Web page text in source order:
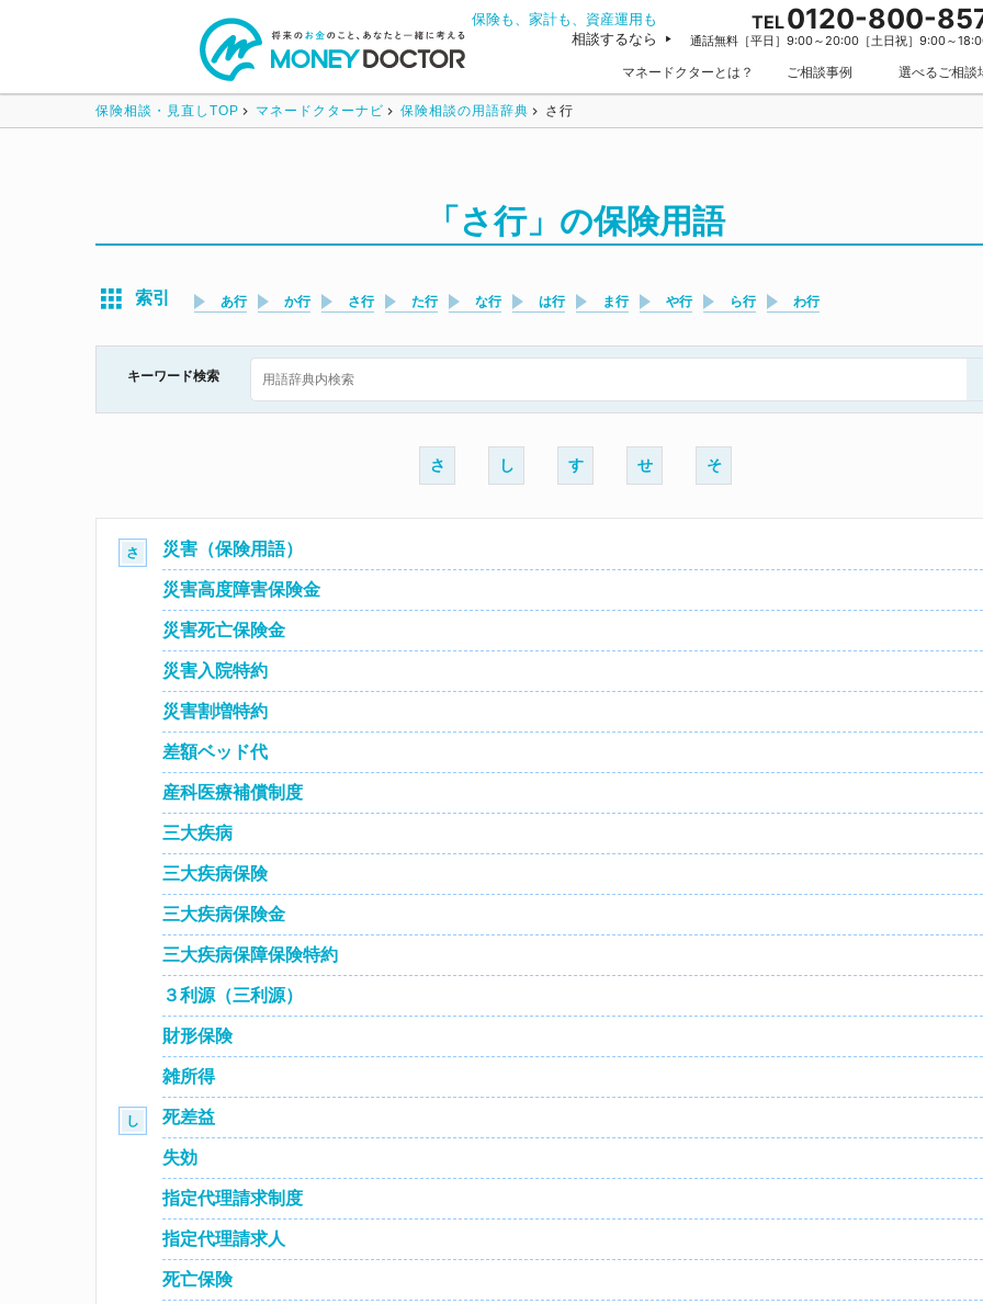
保険も、家計も、資産運用も
相談するなら
TEL0120-800-
通話無料［平日］9:00～20:00［土日祝］9:00～
マネードクターとは？ ご相談事例 選べるご相談
保険相談・見直しTOP マネードクターナビ 保険相談の用語辞典 さ行
「さ行」の保険用語
索引 あ行 か行 さ行 た行 な行 は行 ま行 や行 ら行 わ行
キーワード検索
さ し す せ そ
さ 災害（保険用語）
災害高度障害保険金
災害死亡保険金
災害入院特約
災害割増特約
差額ベッド代
産科医療補償制度
三大疾病
三大疾病保険
三大疾病保険金
三大疾病保障保険特約
３利源（三利源）
財形保険
雑所得
し 死差益
失効
指定代理請求制度
指定代理請求人
死亡保険